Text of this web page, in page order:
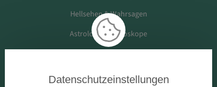
Hellsehen & Wahrsagen
Astrologie & Horoskope
Datenschutzeinstellungen